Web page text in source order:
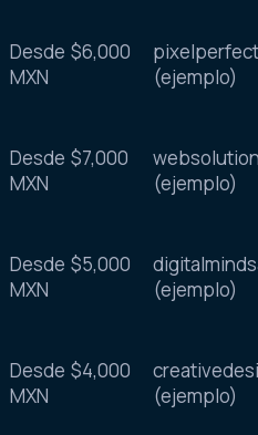
Desde $6,000
MXN
(ejemplo)
Desde $7,000
MXN
(ejemplo)
Desde $5,000
MXN
(ejemplo)
Desde $4,000
MXN
(ejemplo)